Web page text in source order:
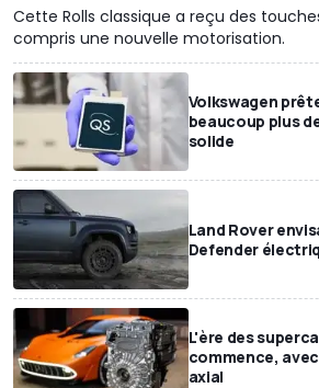
Cette Rolls classique a reçu des
compris une nouvelle motorisation.
Volkswagen
beaucoup plus
solide
Land Rover
Defender
L'ère des
commence,
axial